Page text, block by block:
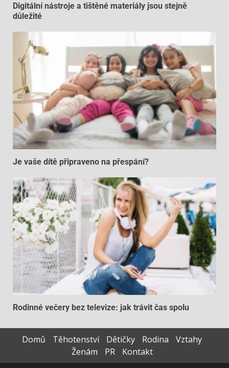
Digitální nástroje a tištěné materiály jsou stejně
důležité
Je vaše dítě připraveno na přespání?
Rodinné večery bez televize: jak trávit čas spolu
Domů Těhotenství Dětičky Rodina
Vztahy
Ženám
PR Kontakt